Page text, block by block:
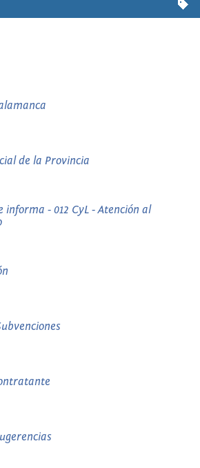
de la Provincia
informa - 012 CyL - Atención al